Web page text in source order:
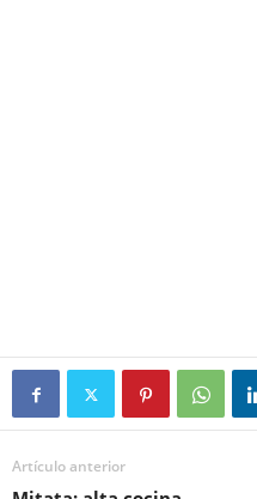
Artículo anterior